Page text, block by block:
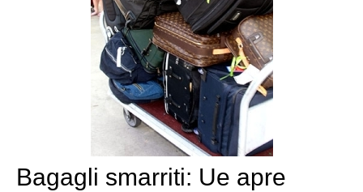
Bagagli smarriti: Ue apre